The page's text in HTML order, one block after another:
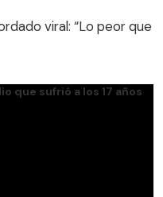
viral: “Lo peor que